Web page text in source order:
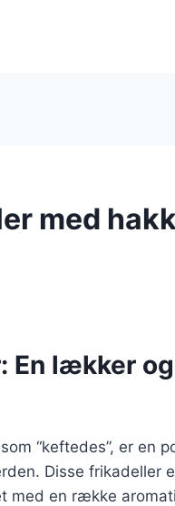
med
lækker
“keftedes”, er en
Disse frikadeller
med en række